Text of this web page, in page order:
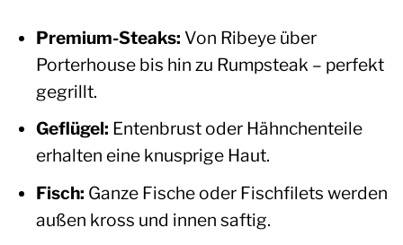
Premium-Steaks: Von Ribeye über
Porterhouse bis hin zu Rumpsteak – perfekt
gegrillt.
Geflügel: Entenbrust oder Hähnchenteile
erhalten eine knusprige Haut.
Fisch: Ganze Fische oder Fischfilets werden
außen kross und innen saftig.